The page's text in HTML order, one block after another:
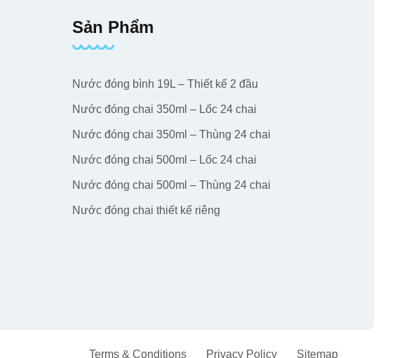
Sản Phẩm
Nước đóng bình 19L – Thiết kế 2 đầu
Nước đóng chai 350ml – Lốc 24 chai
Nước đóng chai 350ml – Thùng 24 chai
Nước đóng chai 500ml – Lốc 24 chai
Nước đóng chai 500ml – Thùng 24 chai
Nước đóng chai thiết kế riêng
Terms & Conditions Privacy Policy Sitemap